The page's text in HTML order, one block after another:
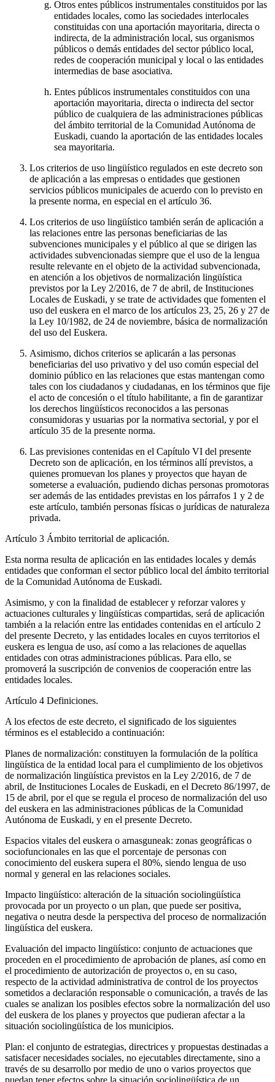
Otros entes públicos instrumentales constituidos por las
entidades locales, como las sociedades interlocales
constituidas con una aportación mayoritaria, directa o
indirecta, de la administración local, sus organismos
públicos o demás entidades del sector público local,
redes de cooperación municipal y local o las entidades
intermedias de base asociativa.
Entes públicos instrumentales constituidos con una
aportación mayoritaria, directa o indirecta del sector
público de cualquiera de las administraciones públicas
del ámbito territorial de la Comunidad Autónoma de
Euskadi, cuando la aportación de las entidades locales
sea mayoritaria.
Los criterios de uso lingüístico regulados en este decreto son
de aplicación a las empresas o entidades que gestionen
servicios públicos municipales de acuerdo con lo previsto en
la presente norma, en especial en el artículo 36.
Los criterios de uso lingüístico también serán de aplicación a
las relaciones entre las personas beneficiarias de las
subvenciones municipales y el público al que se dirigen las
actividades subvencionadas siempre que el uso de la lengua
resulte relevante en el objeto de la actividad subvencionada,
en atención a los objetivos de normalización lingüística
previstos por la Ley 2/2016, de 7 de abril, de Instituciones
Locales de Euskadi, y se trate de actividades que fomenten el
uso del euskera en el marco de los artículos 23, 25, 26 y 27 de
la Ley 10/1982, de 24 de noviembre, básica de normalización
del uso del Euskera.
Asimismo, dichos criterios se aplicarán a las personas
beneficiarias del uso privativo y del uso común especial del
dominio público en las relaciones que estas mantengan como
tales con los ciudadanos y ciudadanas, en los términos que fije
el acto de concesión o el título habilitante, a fin de garantizar
los derechos lingüísticos reconocidos a las personas
consumidoras y usuarias por la normativa sectorial, y por el
artículo 35 de la presente norma.
Las previsiones contenidas en el Capítulo VI del presente
Decreto son de aplicación, en los términos allí previstos, a
quienes promuevan los planes y proyectos que hayan de
someterse a evaluación, pudiendo dichas personas promotoras
ser además de las entidades previstas en los párrafos 1 y 2 de
este artículo, también personas físicas o jurídicas de naturaleza
privada.
Artículo 3 Ámbito territorial de aplicación.
Esta norma resulta de aplicación en las entidades locales y demás
entidades que conforman el sector público local del ámbito territorial
de la Comunidad Autónoma de Euskadi.
Asimismo, y con la finalidad de establecer y reforzar valores y
actuaciones culturales y lingüísticas compartidas, será de aplicación
también a la relación entre las entidades contenidas en el artículo 2
del presente Decreto, y las entidades locales en cuyos territorios el
euskera es lengua de uso, así como a las relaciones de aquellas
entidades con otras administraciones públicas. Para ello, se
promoverá la suscripción de convenios de cooperación entre las
entidades locales.
Artículo 4 Definiciones.
A los efectos de este decreto, el significado de los siguientes
términos es el establecido a continuación:
Planes de normalización: constituyen la formulación de la política
lingüística de la entidad local para el cumplimiento de los objetivos
de normalización lingüística previstos en la Ley 2/2016, de 7 de
abril, de Instituciones Locales de Euskadi, en el Decreto 86/1997, de
15 de abril, por el que se regula el proceso de normalización del uso
del euskera en las administraciones públicas de la Comunidad
Autónoma de Euskadi, y en el presente Decreto.
Espacios vitales del euskera o arnasguneak: zonas geográficas o
sociofuncionales en las que el porcentaje de personas con
conocimiento del euskera supera el 80%, siendo lengua de uso
normal y general en las relaciones sociales.
Impacto lingüístico: alteración de la situación sociolingüística
provocada por un proyecto o un plan, que puede ser positiva,
negativa o neutra desde la perspectiva del proceso de normalización
lingüística del euskera.
Evaluación del impacto lingüístico: conjunto de actuaciones que
proceden en el procedimiento de aprobación de planes, así como en
el procedimiento de autorización de proyectos o, en su caso,
respecto de la actividad administrativa de control de los proyectos
sometidos a declaración responsable o comunicación, a través de las
cuales se analizan los posibles efectos sobre la normalización del uso
del euskera de los planes y proyectos que pudieran afectar a la
situación sociolingüística de los municipios.
Plan: el conjunto de estrategias, directrices y propuestas destinadas a
satisfacer necesidades sociales, no ejecutables directamente, sino a
través de su desarrollo por medio de uno o varios proyectos que
puedan tener efectos sobre la situación sociolingüística de un